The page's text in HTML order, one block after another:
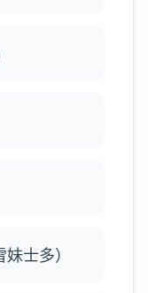
士多）